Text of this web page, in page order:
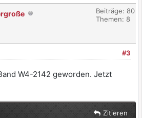
Beiträge: 80
Themen: 8
#3
W4-2142 geworden. Jetzt
Zitieren